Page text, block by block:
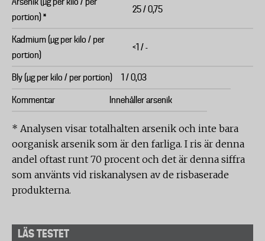
portion) *
25 / 0,75
Kadmium (µg per kilo / per
portion)
<1 / -
Bly (µg per kilo / per portion) 1 / 0,03
Kommentar Innehåller arsenik
* Analysen visar totalhalten arsenik och inte bara
oorganisk arsenik som är den farliga. I ris är denna
andel oftast runt 70 procent och det är denna siffra
som använts vid riskanalysen av de risbaserade
produkterna.
LÄS TESTET